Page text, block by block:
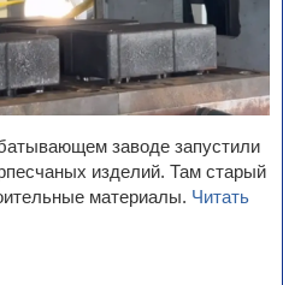
заводе запустили
изделий. Там старый
материалы. Читать